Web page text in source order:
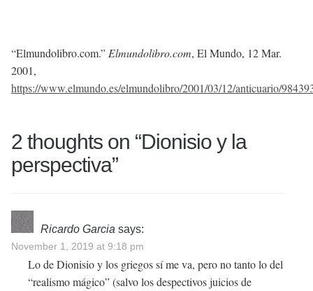
“Elmundolibro.com.” Elmundolibro.com, El Mundo, 12 Mar.
2001,
https://www.elmundo.es/elmundolibro/2001/03/12/anticuario/
2 thoughts on “Dionisio y la
perspectiva”
Ricardo Garcia says:
November 1, 2019 at 9:18 pm
Lo de Dionisio y los griegos sí me va, pero no tanto lo del
“realismo mágico” (salvo los despectivos juicios de